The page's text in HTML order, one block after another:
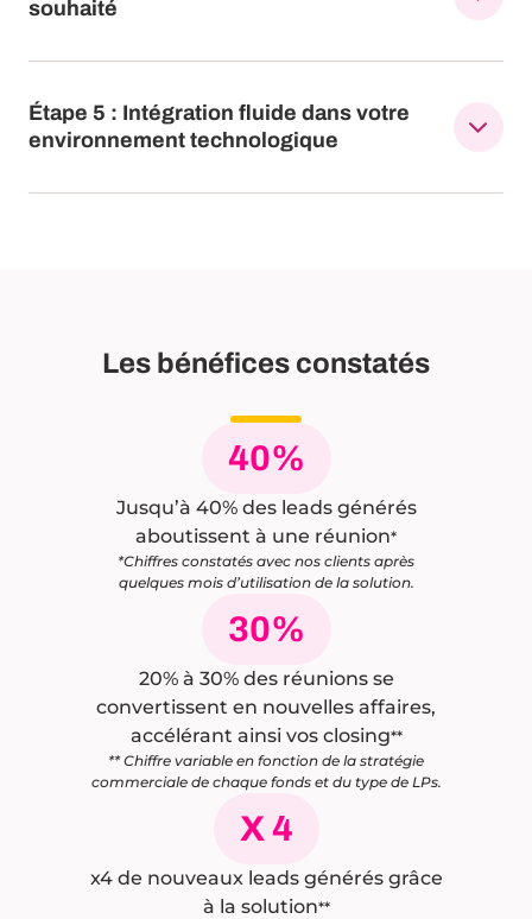
souhaité
Étape 5 : Intégration fluide dans votre
environnement technologique
Les bénéfices constatés
40%
Jusqu’à 40% des leads générés
aboutissent à une réunion*
*Chiffres constatés avec nos clients après
quelques mois d’utilisation de la solution.
30%
20% à 30% des réunions se
convertissent en nouvelles affaires,
accélérant ainsi vos closing**
** Chiffre variable en fonction de la stratégie
commerciale de chaque fonds et du type de LPs.
X 4
x4 de nouveaux leads générés grâce
à la solution**